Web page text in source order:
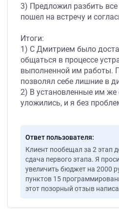
3) Предложил разбить
пошел на встречу и
Итоги:
1) С Дмитрием было
общаться в процессе
выполненной им работы.
позволял себе лишние в
2) В установленные им
уложились, и я без
оплаты, Дмитрий
за оговоренную в начале
В результате, работы по
полном объеме.
отказался за
Ответ пользователя
Клиент пообещал за 2 этап
сдача первого этапа. Я
увеличить бюджет на 2000
пунктов 15
этот позорный отзыв